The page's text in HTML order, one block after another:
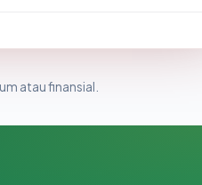
atau finansial.